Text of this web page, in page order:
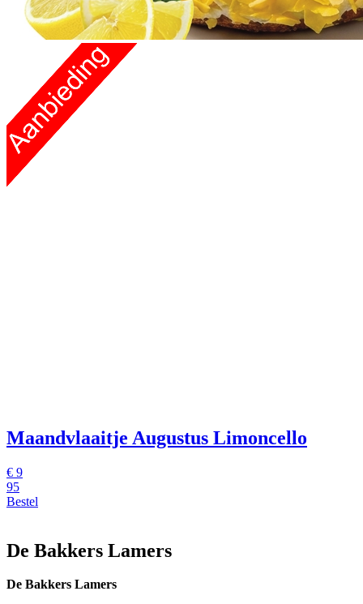
Maandvlaaitje Augustus Limoncello
€ 9
95
Bestel
De Bakkers Lamers
De Bakkers Lamers